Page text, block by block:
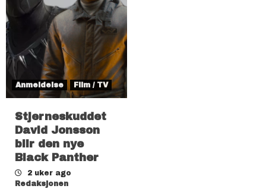
Anmeldelse Film / TV
Stjerneskuddet
David Jonsson
blir den nye
Black Panther
2 uker ago
Redaksjonen